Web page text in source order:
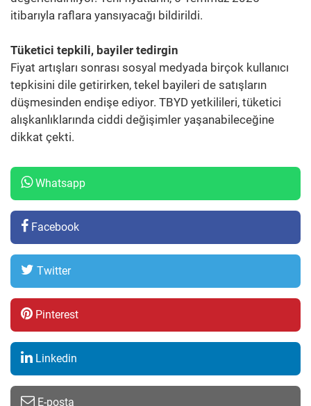
itibarıyla raflara yansıyacağı bildirildi.
Tüketici tepkili, bayiler tedirgin
Fiyat artışları sonrası sosyal medyada birçok kullanıcı
tepkisini dile getirirken, tekel bayileri de satışların
düşmesinden endişe ediyor. TBYD yetkilileri, tüketici
alışkanlıklarında ciddi değişimler yaşanabileceğine
dikkat çekti.
Whatsapp
Facebook
Twitter
Pinterest
Linkedin
E-posta